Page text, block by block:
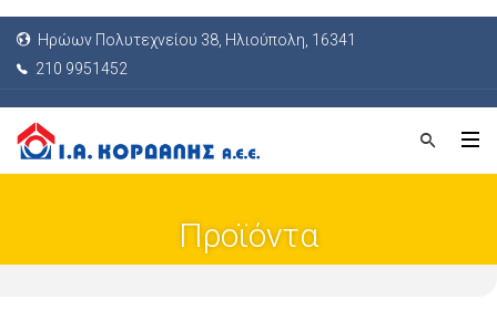
Ηρώων Πολυτεχνείου 38, Ηλιούπολη, 16341
210 9951452
Προϊόντα